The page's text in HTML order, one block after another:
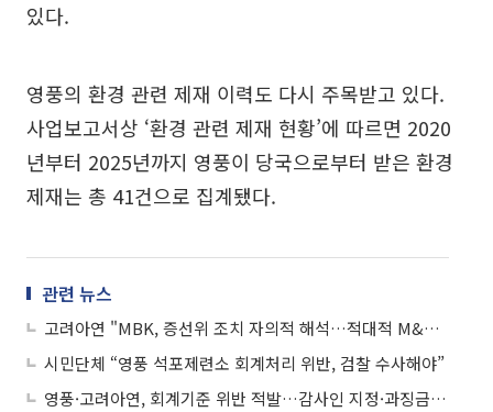
있다.
영풍의 환경 관련 제재 이력도 다시 주목받고 있다.
사업보고서상 ‘환경 관련 제재 현황’에 따르면 2020
년부터 2025년까지 영풍이 당국으로부터 받은 환경
제재는 총 41건으로 집계됐다.
관련 뉴스
고려아연 "MBK, 증선위 조치 자의적 해석…적대적 M&A에 활용"
시민단체 “영풍 석포제련소 회계처리 위반, 검찰 수사해야”
영풍·고려아연, 회계기준 위반 적발…감사인 지정·과징금 조치